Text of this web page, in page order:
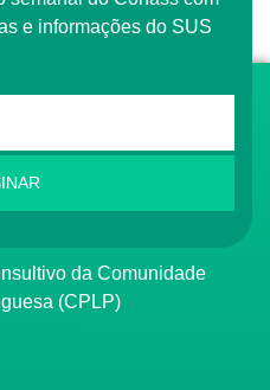
e informações do SUS
(CPLP)